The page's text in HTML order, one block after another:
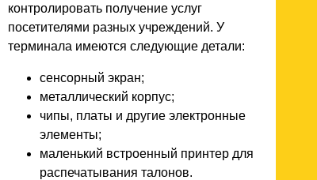
контролировать получение услуг
посетителями разных учреждений. У
терминала имеются следующие детали:
сенсорный экран;
металлический корпус;
чипы, платы и другие электронные
элементы;
маленький встроенный принтер для
распечатывания талонов.